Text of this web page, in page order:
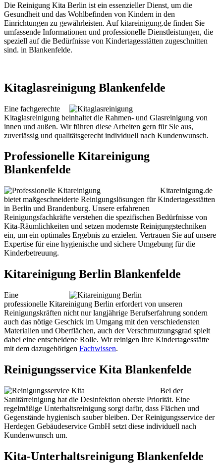
Die Reinigung Kita Berlin ist ein essenzieller Dienst, um die
Gesundheit und das Wohlbefinden von Kindern in den
Einrichtungen zu gewährleisten. Auf kitareinigung.de finden Sie
umfassende Informationen und professionelle Dienstleistungen, die
speziell auf die Bedürfnisse von Kindertagesstätten zugeschnitten
sind. in Blankenfelde.
Kitaglasreinigung Blankenfelde
Eine fachgerechte
Kitaglasreinigung beinhaltet die Rahmen- und Glasreinigung von
innen und außen. Wir führen diese Arbeiten gern für Sie aus,
zuverlässig und qualitätsgerecht individuell nach Kundenwunsch.
Professionelle Kitareinigung
Blankenfelde
Kitareinigung.de
bietet maßgeschneiderte Reinigungslösungen für Kindertagesstätten
in Berlin und Brandenburg. Unsere erfahrenen
Reinigungsfachkräfte verstehen die spezifischen Bedürfnisse von
Kita-Räumlichkeiten und setzen modernste Reinigungstechniken
ein, um ein optimales Ergebnis zu erzielen. Vertrauen Sie auf unsere
Expertise für eine hygienische und sichere Umgebung für die
Kinderbetreuung.
Kitareinigung Berlin Blankenfelde
Eine
professionelle Kitareinigung Berlin erfordert von unseren
Reinigungskräften nicht nur langjährige Berufserfahrung sondern
auch das nötige Geschick im Umgang mit den verschiedensten
Materialien und Oberflächen, auch der Verschmutzungsgrad spielt
dabei eine entscheidene Rolle. Wir reinigen Ihre Kindertagesstätte
mit dem dazugehörigen Fachwissen.
Reinigungsservice Kita Blankenfelde
Bei der
Sanitärreinigung hat die Desinfektion oberste Priorität. Eine
regelmäßige Unterhaltsreinigung sorgt dafür, dass Flächen und
Gegenstände hygienisch sauber bleiben. Der Reinigungsservice der
Herdegen Gebäudeservice GmbH setzt diese individuell nach
Kundenwunsch um.
Kita-Unterhaltsreinigung Blankenfelde